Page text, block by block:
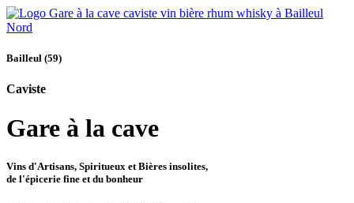
Bailleul (59)
Caviste
Gare à la cave
Vins d'Artisans, Spiritueux et Bières insolites,
de l'épicerie fine et du bonheur